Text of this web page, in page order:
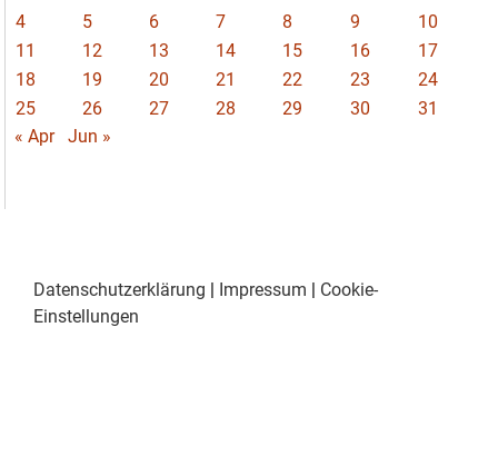
4
5 6 7 8 9
10
11
12 13 14 15 16
17
18
19 20 21 22 23
24
25
26 27 28 29 30
31
« Apr
Jun »
Datenschutzerklärung | Impressum | Cookie-
Einstellungen